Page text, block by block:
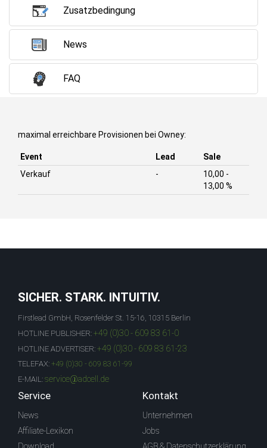
Zusatzbedingung
News
FAQ
maximal erreichbare Provisionen bei Owney:
Event Lead
Sale
Verkauf
-
10,00 -
13,00 %
SICHER. STARK. INTUITIV.
Firstlead GmbH, Rosenfelder St. 15-16, 10315 Berlin
HOTLINE PUBLISHER: +49 (0)30 - 609 83 61-0
HOTLINE ADVERTISER: +49 (0)30 - 609 83 61-23
TELEFAX: +49 (0)30 - 609 83 61-99
E-MAIL: service@adcell.de
Service
News
Affiliate-Lexikon
Kontakt
Unternehmen
Jobs